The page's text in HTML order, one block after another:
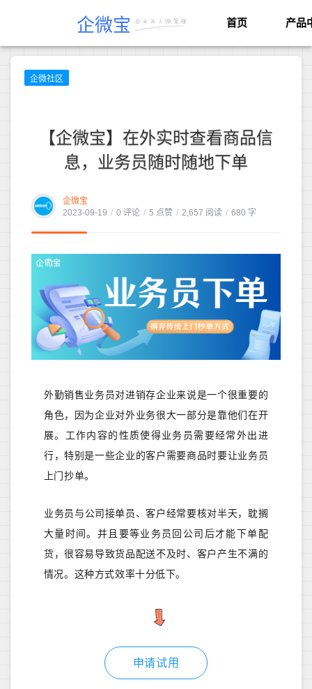
企微宝 首页 产品
企微社区
【企微宝】在外实时查看商品信
息，业务员随时随地下单
企微宝
2023-09-19 / 0 评论 / 5 点赞 / 2,657 阅读 / 680 字
外勤销售业务员对进销存企业来说是一个很重要的
角色，因为企业对外业务很大一部分是靠他们在开
展。工作内容的性质使得业务员需要经常外出进
行，特别是一些企业的客户需要商品时要让业务员
上门抄单。
业务员与公司接单员、客户经常要核对半天，耽搁
大量时间。并且要等业务员回公司后才能下单配
货，很容易导致货品配送不及时、客户 产生不满的
情况。这种方式效率十分低下。
申请试用